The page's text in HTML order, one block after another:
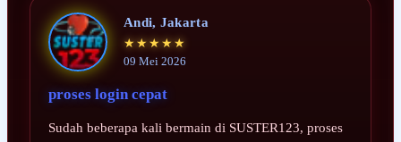
Andi, Jakarta
★★★★★
09 Mei 2026
proses login cepat
Sudah beberapa kali bermain di SUSTER123, proses